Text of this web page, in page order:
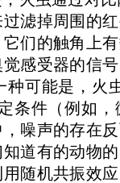
滤掉周围的
们的触角上
感受器的信
种可能是，火
条件（例如
噪声的存在
道有的动物
随机共振效